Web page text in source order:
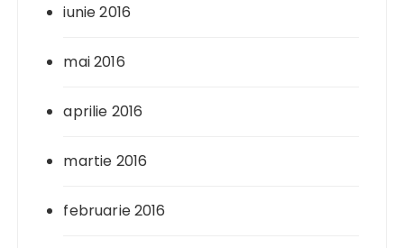
iunie 2016
mai 2016
aprilie 2016
martie 2016
februarie 2016